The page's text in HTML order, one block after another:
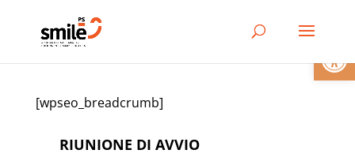
[wpseo_breadcrumb]
RIUNIONE DI AVVIO